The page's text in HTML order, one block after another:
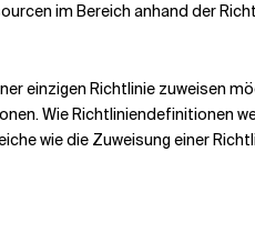
im Bereich anhand der
einzigen Richtlinie zuweisen
Wie Richtliniendefinitionen
wie die Zuweisung einer